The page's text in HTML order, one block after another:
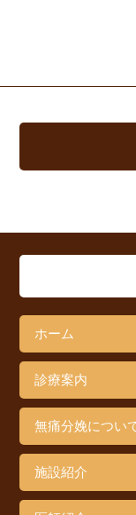
ホーム
診療案内
無痛分娩につい
施設紹介